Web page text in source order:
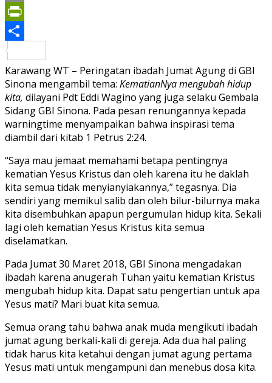
Print
PrintFriendly
Karawang WT – Peringatan ibadah Jumat Agung di GBI
Sinona mengambil tema: KematianNya mengubah hidup
kita, dilayani Pdt Eddi Wagino yang juga selaku Gembala
Sidang GBI Sinona. Pada pesan renungannya kepada
warningtime menyampaikan bahwa inspirasi tema
diambil dari kitab 1 Petrus 2:24.
“Saya mau jemaat memahami betapa pentingnya
kematian Yesus Kristus dan oleh karena itu he daklah
kita semua tidak menyianyiakannya,” tegasnya. Dia
sendiri yang memikul salib dan oleh bilur-bilurnya maka
kita disembuhkan apapun pergumulan hidup kita. Sekali
lagi oleh kematian Yesus Kristus kita semua
diselamatkan.
Pada Jumat 30 Maret 2018, GBI Sinona mengadakan
ibadah karena anugerah Tuhan yaitu kematian Kristus
mengubah hidup kita. Dapat satu pengertian untuk apa
Yesus mati? Mari buat kita semua.
Semua orang tahu bahwa anak muda mengikuti ibadah
jumat agung berkali-kali di gereja. Ada dua hal paling
tidak harus kita ketahui dengan jumat agung pertama
Yesus mati untuk mengampuni dan menebus dosa kita.